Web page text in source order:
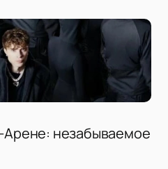
Арене: незабываемое